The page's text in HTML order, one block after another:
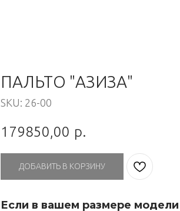
ПАЛЬТО "АЗИЗА"
SKU: 26-00
179850,00 р.
ДОБАВИТЬ В КОРЗИНУ
Если в вашем размере